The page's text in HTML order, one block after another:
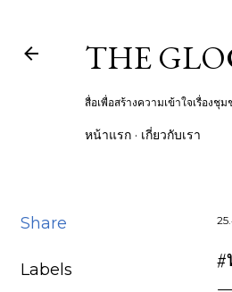
THE
สื่อเพื่อสร้างความเข้าใจเรื่อง
หน้าแรก เกี่ยวกับเรา
Share
Labels